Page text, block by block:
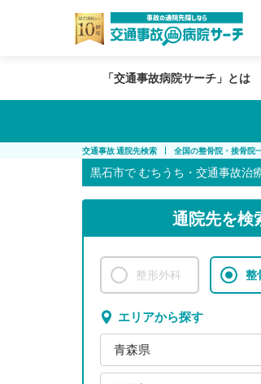
「交通事故病院サーチ」とは
交通事故 通院先検索 全国の整骨院・接骨院
黒石市で むちうち・交通事故治
通院先を検
整形外科 整
エリアから探す
青森県